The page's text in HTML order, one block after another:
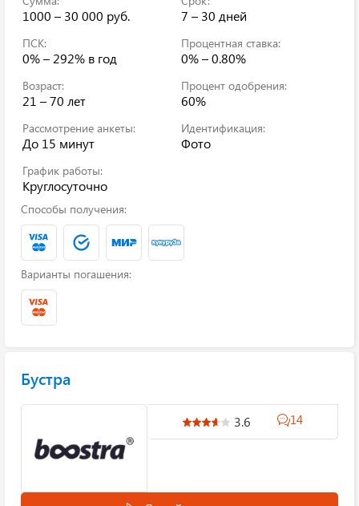
1000 – 30 000 руб. 7 – 30 дней
ПСК:
0% – 292% в год
Процентная ставка:
0% – 0.80%
Возраст:
21 – 70 лет
Процент одобрения:
60%
Рассмотрение анкеты:
До 15 минут
Идентификация:
Фото
График работы:
Круглосуточно
Способы получения:
Варианты погашения:
Бустра
3.6 14